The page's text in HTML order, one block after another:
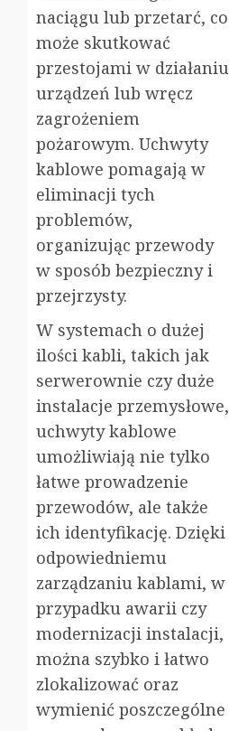
naciągu lub przetarć, co
może skutkować
przestojami w działaniu
urządzeń lub wręcz
zagrożeniem
pożarowym. Uchwyty
kablowe pomagają w
eliminacji tych
problemów,
organizując przewody
w sposób bezpieczny i
przejrzysty.
W systemach o dużej
ilości kabli, takich jak
serwerownie czy duże
instalacje przemysłowe,
uchwyty kablowe
umożliwiają nie tylko
łatwe prowadzenie
przewodów, ale także
ich identyfikację. Dzięki
odpowiedniemu
zarządzaniu kablami, w
przypadku awarii czy
modernizacji instalacji,
można szybko i łatwo
zlokalizować oraz
wymienić poszczególne